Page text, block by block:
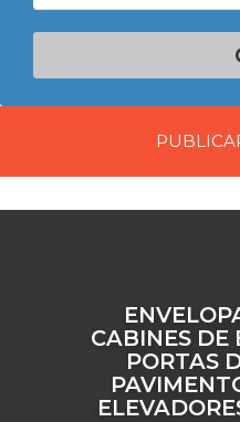
CABINES DE
PORTAS